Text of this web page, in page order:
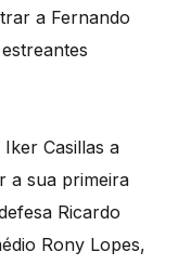
a Fernando
Casillas a
a sua primeira
Ricardo
Rony Lopes,